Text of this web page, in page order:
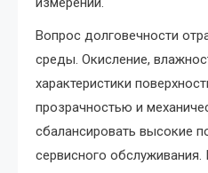
Вопрос долговечности
среды. Окисление,
характеристики
прозрачностью и
сбалансировать высокие
сервисного